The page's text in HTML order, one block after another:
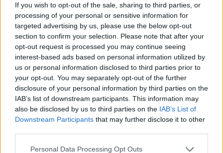
If you wish to opt-out of the sale, sharing to third parties, or
processing of your personal or sensitive information for
targeted advertising by us, please use the below opt-out
section to confirm your selection. Please note that after your
opt-out request is processed you may continue seeing
interest-based ads based on personal information utilized by
us or personal information disclosed to third parties prior to
your opt-out. You may separately opt-out of the further
disclosure of your personal information by third parties on the
IAB’s list of downstream participants. This information may
also be disclosed by us to third parties on the IAB’s List of
Downstream Participants that may further disclose it to other
Personal Data Processing Opt Outs
In evidenza